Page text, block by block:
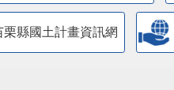
栗縣國土計畫資訊網